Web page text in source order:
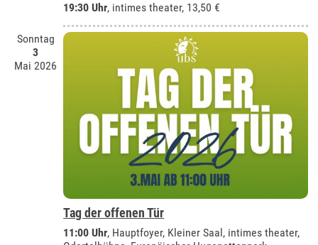
19:30 Uhr, intimes theater, 13,50 €
Sonntag
3
Mai 2026
Tag der offenen Tür
11:00 Uhr, Hauptfoyer, Kleiner Saal, intimes theater,